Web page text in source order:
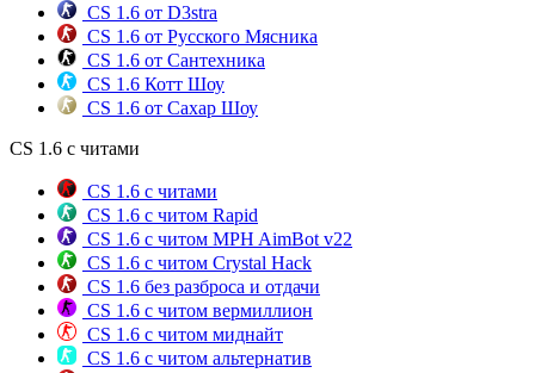
CS 1.6 от D3stra
CS 1.6 от Русского Мясника
CS 1.6 от Сантехника
CS 1.6 Котт Шоу
CS 1.6 от Сахар Шоу
CS 1.6 с читами
CS 1.6 с читами
CS 1.6 с читом Rapid
CS 1.6 с читом MPH AimBot v22
CS 1.6 с читом Crystal Hack
CS 1.6 без разброса и отдачи
CS 1.6 с читом вермиллион
CS 1.6 с читом миднайт
CS 1.6 с читом альтернатив